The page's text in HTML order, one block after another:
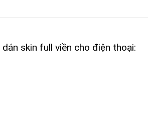
skin full viền cho điện thoại: